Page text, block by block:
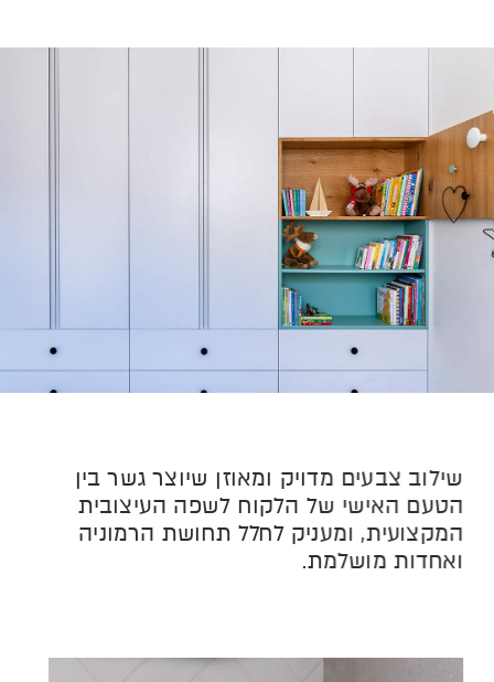
שילוב צבעים מדויק ומאוזן שיוצר גשר בין
הטעם האישי של הלקוח לשפה העיצובית
המקצועית, ומעניק לחלל תחושת הרמוניה
ואחדות מושלמת.